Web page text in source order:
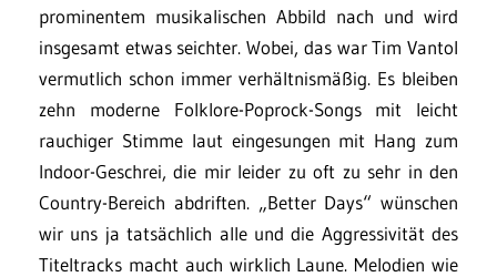
prominentem musikalischen Abbild nach und wird
insgesamt etwas seichter. Wobei, das war Tim Vantol
vermutlich schon immer verhältnismäßig. Es bleiben
zehn moderne Folklore-Poprock-Songs mit leicht
rauchiger Stimme laut eingesungen mit Hang zum
Indoor-Geschrei, die mir leider zu oft zu sehr in den
Country-Bereich abdriften. „Better Days“ wünschen
wir uns ja tatsächlich alle und die Aggressivität des
Titeltracks macht auch wirklich Laune. Melodien wie